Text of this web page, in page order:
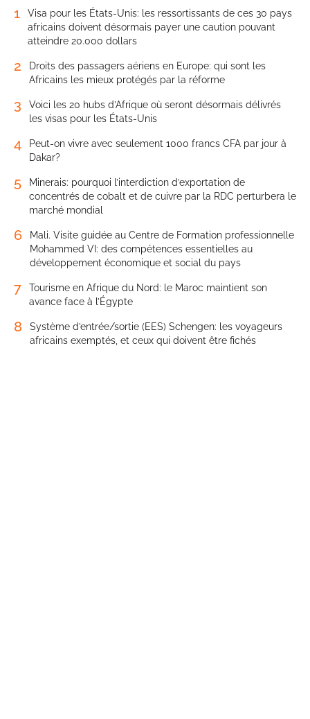
1
Visa pour les États-Unis: les ressortissants de ces 30 pays
africains doivent désormais payer une caution pouvant
atteindre 20.000 dollars
2
Droits des passagers aériens en Europe: qui sont les
Africains les mieux protégés par la réforme
3
Voici les 20 hubs d’Afrique où seront désormais délivrés
les visas pour les États-Unis
4
Peut-on vivre avec seulement 1000 francs CFA par jour à
Dakar?
5
Minerais: pourquoi l’interdiction d’exportation de
concentrés de cobalt et de cuivre par la RDC perturbera le
marché mondial
6
Mali. Visite guidée au Centre de Formation professionnelle
Mohammed VI: des compétences essentielles au
développement économique et social du pays
7
Tourisme en Afrique du Nord: le Maroc maintient son
avance face à l’Égypte
8
Système d’entrée/sortie (EES) Schengen: les voyageurs
africains exemptés, et ceux qui doivent être fichés